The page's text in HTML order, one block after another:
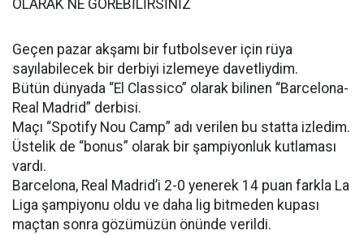
OLARAK NE GÖREBİLİRSİNİZ
Geçen pazar akşamı bir futbolsever için rüya
sayılabilecek bir derbiyi izlemeye davetliydim.
Bütün dünyada “El Classico” olarak bilinen “Barcelona-
Real Madrid” derbisi.
Maçı “Spotify Nou Camp” adı verilen bu statta izledim.
Üstelik de “bonus” olarak bir şampiyonluk kutlaması
vardı.
Barcelona, Real Madrid’i 2-0 yenerek 14 puan farkla La
Liga şampiyonu oldu ve daha lig bitmeden kupası
maçtan sonra gözümüzün önünde verildi.